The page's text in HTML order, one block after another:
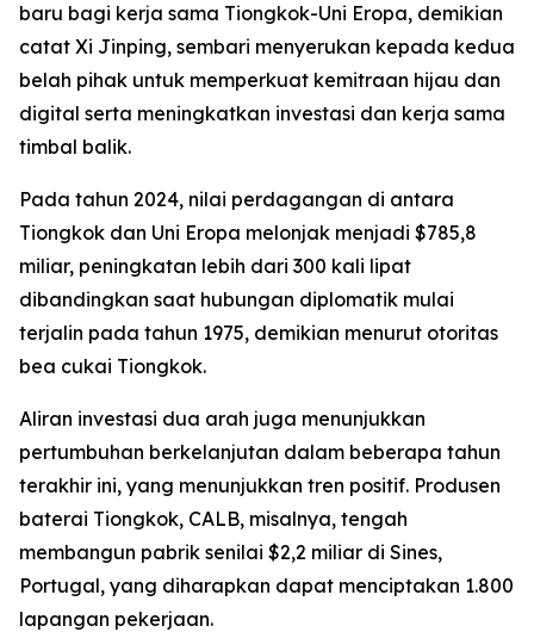
baru bagi kerja sama Tiongkok-Uni Eropa, demikian
catat Xi Jinping, sembari menyerukan kepada kedua
belah pihak untuk memperkuat kemitraan hijau dan
digital serta meningkatkan investasi dan kerja sama
timbal balik.
Pada tahun 2024, nilai perdagangan di antara
Tiongkok dan Uni Eropa melonjak menjadi $785,8
miliar, peningkatan lebih dari 300 kali lipat
dibandingkan saat hubungan diplomatik mulai
terjalin pada tahun 1975, demikian menurut otoritas
bea cukai Tiongkok.
Aliran investasi dua arah juga menunjukkan
pertumbuhan berkelanjutan dalam beberapa tahun
terakhir ini, yang menunjukkan tren positif. Produsen
baterai Tiongkok, CALB, misalnya, tengah
membangun pabrik senilai $2,2 miliar di Sines,
Portugal, yang diharapkan dapat menciptakan 1.800
lapangan pekerjaan.